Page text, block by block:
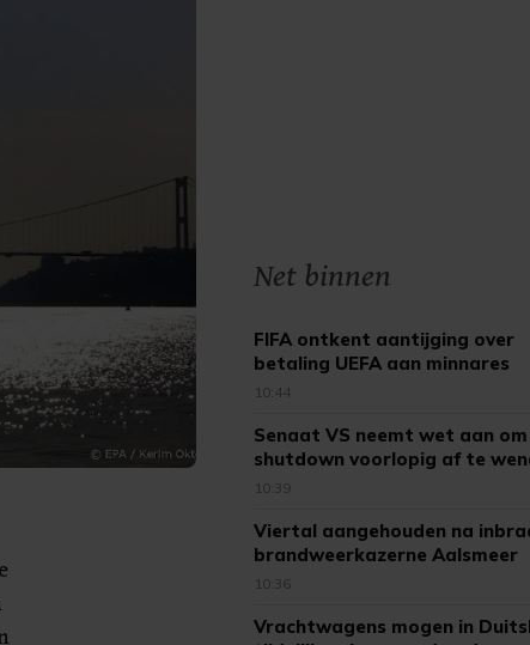
Net binnen
FIFA ontkent aantijging over
betaling UEFA aan minnares
Infantino
10:44
Senaat VS neemt wet aan om
shutdown voorlopig af te
10:39
Viertal aangehouden na
brandweerkazerne Aalsmeer
10:36
Vrachtwagens mogen in